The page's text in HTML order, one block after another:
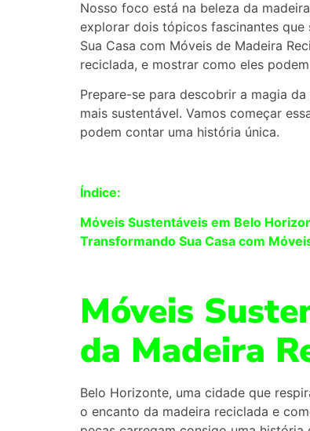
Nosso foco está na beleza da
explorar dois tópicos fascinantes que
Sua Casa com Móveis de Madeira
reciclada, e mostrar como eles
Prepare-se para descobrir a magia
mais sustentável. Vamos começar
podem contar uma história única.
Índice:
Móveis Sustentáveis em Belo
Transformando Sua Casa com
Móveis
da Madeira
Belo Horizonte, uma cidade que
o encanto da madeira reciclada e